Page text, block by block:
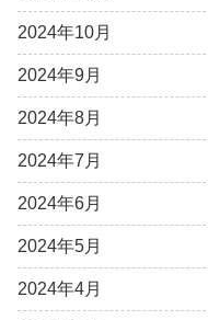
2024年10月
2024年9月
2024年8月
2024年7月
2024年6月
2024年5月
2024年4月